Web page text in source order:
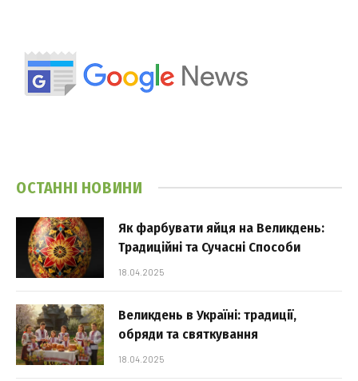
ОСТАННІ НОВИНИ
Як фарбувати яйця на Великдень:
Традиційні та Сучасні Способи
18.04.2025
Великдень в Україні: традиції,
обряди та святкування
18.04.2025